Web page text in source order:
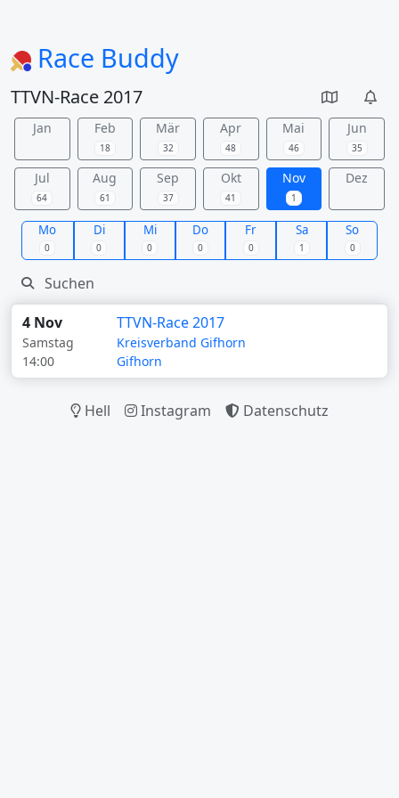
Race Buddy
TTVN-Race 2017
Jan Feb
18
Mär
32
Apr
48
Mai
46
Jun
35
Jul
64
Aug
61
Sep
37
Okt
41
Nov
1
Dez
Mo
0
Di
0
Mi
0
Do
0
Fr
0
Sa
1
So
0
4 Nov
Samstag
14:00
TTVN-Race 2017
Kreisverband Gifhorn
Gifhorn
Hell Instagram Datenschutz